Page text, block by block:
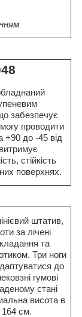
забезпечує
проводити
+90 до -45 від
стійкість
поверхнях.
штатив,
за лічені
та
Три ноги
до
гумові
стані
висота в
164 см.